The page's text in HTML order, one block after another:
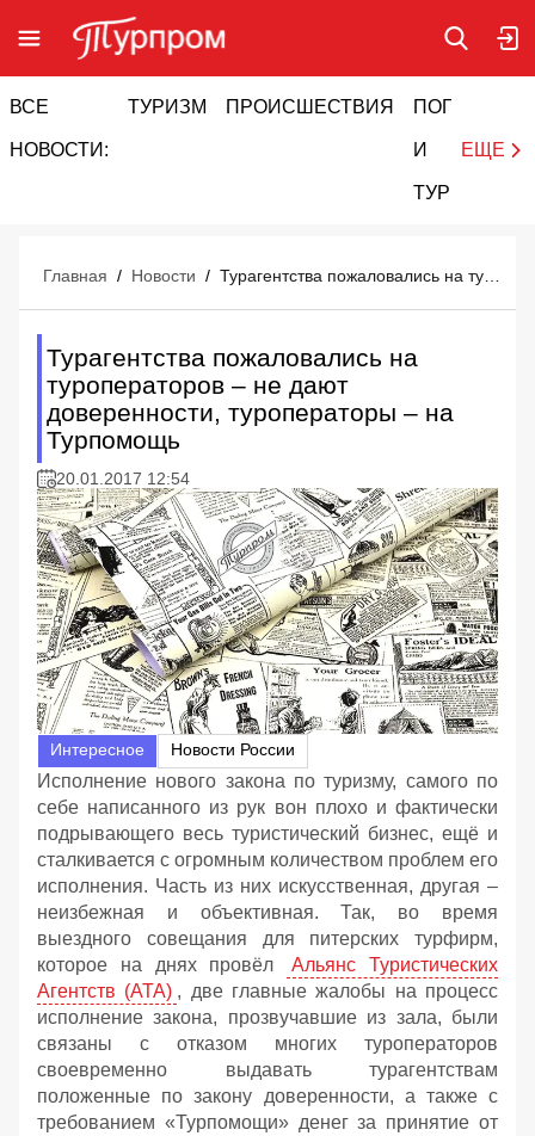
ВСЕ
НОВОСТИ:
ТУРИЗМ ПРОИСШЕСТВИЯ ПОГОДА
И
ТУРИЗМ
ЕЩЕ
Главная / Новости /
Турагентства пожаловались на
туроператоров – не дают
доверенности, туроператоры – на
Турпомощь
20.01.2017 12:54
Интересное Новости России
Исполнение нового закона по туризму, самого по
себе написанного из рук вон плохо и фактически
подрывающего весь туристический бизнес, ещё и
сталкивается с огромным количеством проблем его
исполнения. Часть из них искусственная, другая –
неизбежная и объективная. Так, во время
выездного совещания для питерских турфирм,
которое на днях провёл
Альянс Туристических
Агентств (АТА) , две главные жалобы на процесс
исполнение закона, прозвучавшие из зала, были
связаны с отказом многих туроператоров
своевременно выдавать турагентствам
положенные по закону доверенности, а также с
требованием «Турпомощи» денег за принятие от